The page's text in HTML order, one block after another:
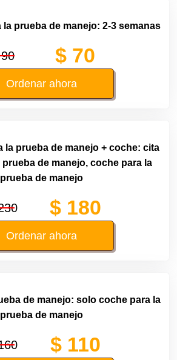
prueba de manejo: 2-3 semanas
$ 70
Ordenar ahora
la prueba de manejo + coche: cita
de manejo, coche para la
prueba de manejo
$ 180
Ordenar ahora
de manejo: solo coche para la
prueba de manejo
$ 110